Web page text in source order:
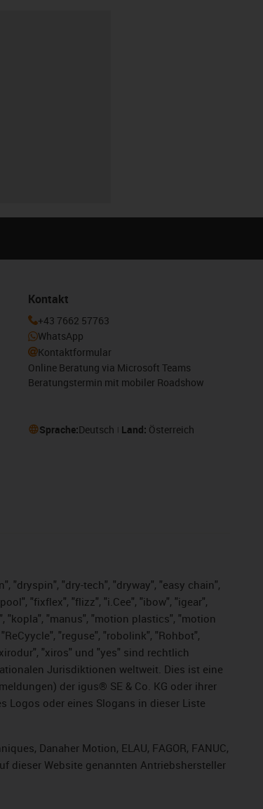
Kontakt
+43 7662 57763
WhatsApp
Kontaktformular
Online Beratung via Microsoft Teams
Beratungstermin mit mobiler Roadshow
Sprache:Deutsch Land: Österreich
"dryspin", "dry-tech", "dryway", "easy chain",
"fixflex", "flizz", "i.Cee", "ibow", "igear",
"kopla", "manus", "motion plastics", "motion
"reguse", "robolink", "Rohbot",
"xiros" und "yes" sind rechtlich
Jurisdiktionen weltweit. Dies ist eine
der igus® SE & Co. KG oder ihrer
Logos oder eines Slogans in dieser Liste
Danaher Motion, ELAU, FAGOR, FANUC,
dieser Website genannten Antriebshersteller